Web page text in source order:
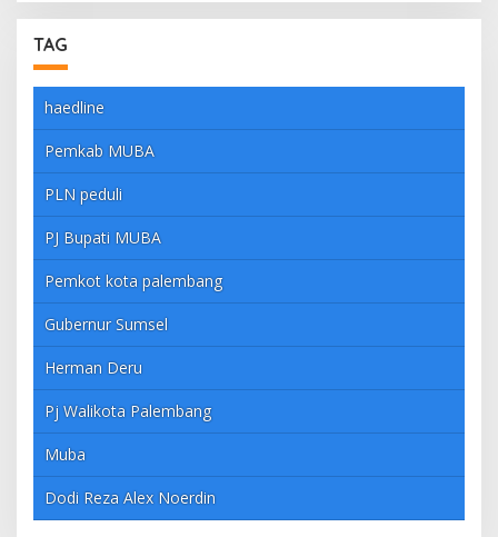
TAG
haedline
Pemkab MUBA
PLN peduli
PJ Bupati MUBA
Pemkot kota palembang
Gubernur Sumsel
Herman Deru
Pj Walikota Palembang
Muba
Dodi Reza Alex Noerdin